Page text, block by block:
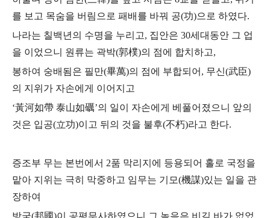
를 보고 목숨을 버림으로 패배를 바꿔 공(功)으로 하였다.
나라는 칠백년의 수명을 누리고, 집안은 30세대동안 그 업
을 이었으니 원류는 곽박(郭樸)의 점에 합치하고,
봉하여 숭배됨은 필만(畢萬)의 점에 부합되어, 무신(武臣)
의 지위가 자손에게 이어지고
‘黃河如帶 泰山如礪’의 일이 자손에게 베풀어졌으니 앞의
것은 입공(立功)이고 뒤의 것을 불후(不朽)라고 한다.
증조부 무는 본번에서 2품 막리지에 등용되어 홀로 국정을
맡아 지위는 극히 막중하고 임무는 기모(機謀)있는 일을 관
장하여
방국(邦國)이 공평무사하였으니 그 높음은 비길 바가 없었